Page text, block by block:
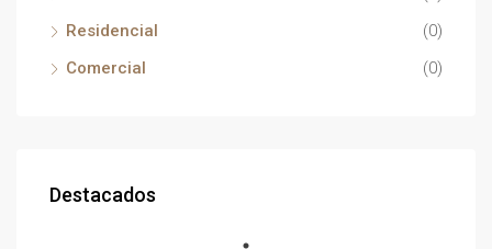
Residencial
(0)
Comercial
(0)
Destacados